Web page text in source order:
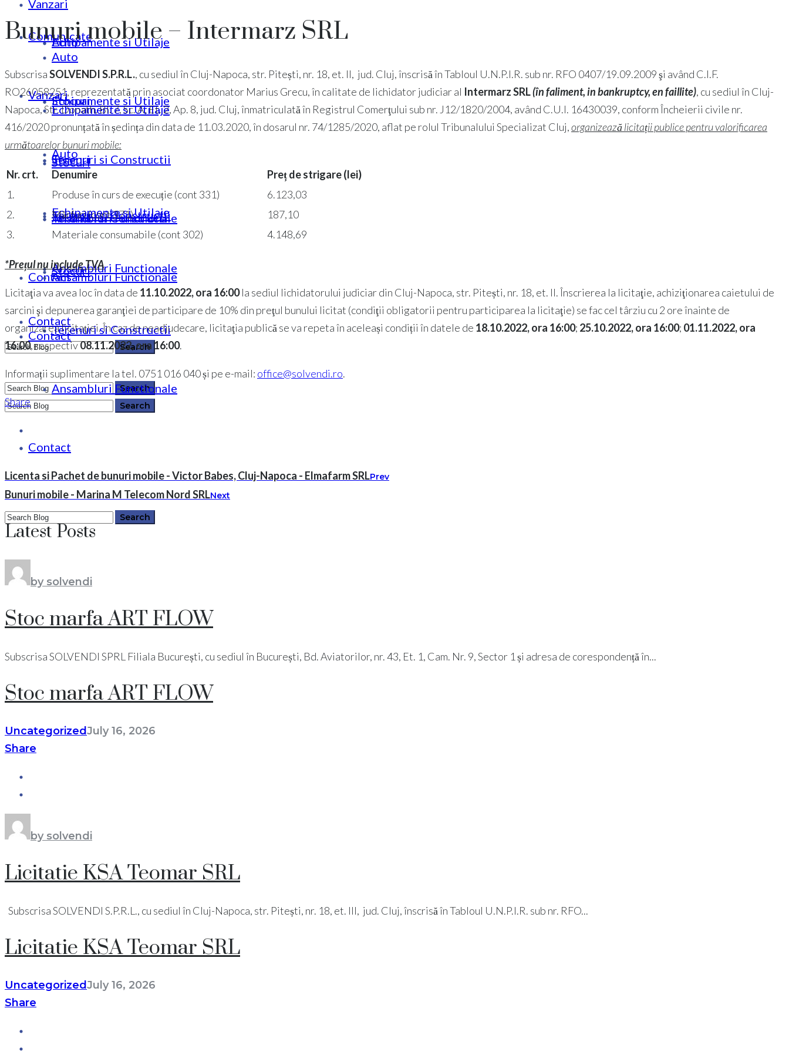
Echipamente si Utilaje
Stocuri
Terenuri si Constructii
Ansambluri Functionale
Contact
0364 146 512
Auto
Echipamente si Utilaje
Stocuri
Terenuri si Constructii
Ansambluri Functionale
Contact
Vanzari
Auto
Echipamente si Utilaje
Stocuri
Terenuri si Constructii
Ansambluri Functionale
Contact
0364 146 512
Comunicate
Vanzari
Auto
Echipamente si Utilaje
Stocuri
Terenuri si Constructii
Ansambluri Functionale
Contact
Bunuri mobile – Intermarz SRL
SubscrisaSOLVENDI S.P.R.L., cu sediul în Cluj-Napoca, str. Pitești, nr. 18, et. II, jud. Cluj, înscrisă în Tabloul U.N.P.I.R. sub nr. RFO 0407/19.09.2009 şi având C.I.F.
RO26058251, reprezentată prin asociat coordonator Marius Grecu, în calitate de lichidator judiciar al Intermarz SRL(în faliment, in bankruptcy, en faillite), cu sediul în Cluj-
Napoca, Str. Donath, Bl. 7, Sc. A, Et. 2, Ap. 8, jud. Cluj, înmatriculată în Registrul Comerţului sub nr. J12/1820/2004, având C.U.I. 16430039, conform Încheierii civile nr.
416/2020 pronunțată în ședința din data de 11.03.2020, în dosarul nr. 74/1285/2020, aflat pe rolul Tribunalului Specializat Cluj,organizează licitații publice pentru valorificarea
următoarelor bunuri mobile:
Nr. crt. Denumire
Preț de strigare (lei)
1.
Produse în curs de execuție (cont 331)
6.123,03
2.
Mărfuri (cont 371)
187,10
3.
Materiale consumabile (cont 302) 4.148,69
*Prețul nu include TVA
Licitaţia va avea loc în data de 11.10.2022, ora 16:00la sediul lichidatorului judiciar din Cluj-Napoca, str. Pitești, nr. 18, et. II. Înscrierea la licitaţie, achiziţionarea caietului de
sarcini şi depunerea garanţiei de participare de 10% din preţul bunului licitat (condiţii obligatorii pentru participarea la licitaţie) se fac cel târziu cu 2 ore înainte de
organizarea licitaţiei. În caz de neadjudecare, licitaţia publică se va repeta în aceleași condiții în datele de 18.10.2022, ora 16:00; 25.10.2022, ora 16:00; 01.11.2022, ora
16:00, respectiv08.11.2022, ora 16:00.
Informații suplimentare la tel. 0751 016 040 și pe e-mail: office@solvendi.ro.
Share
Licenta si Pachet de bunuri mobile - Victor Babes, Cluj-Napoca - Elmafarm SRLPrev
Bunuri mobile - Marina M Telecom Nord SRLNext
Latest Posts
by solvendi
Stoc marfa ART FLOW
Subscrisa SOLVENDI SPRL Filiala București, cu sediul în București, Bd. Aviatorilor, nr. 43, Et. 1, Cam. Nr. 9, Sector 1 și adresa de corespondență în...
Stoc marfa ART FLOW
UncategorizedJuly 16, 2026
Share
by solvendi
Licitatie KSA Teomar SRL
Subscrisa SOLVENDI S.P.R.L., cu sediul în Cluj-Napoca, str. Pitești, nr. 18, et. III, jud. Cluj, înscrisă în Tabloul U.N.P.I.R. sub nr. RFO...
Licitatie KSA Teomar SRL
UncategorizedJuly 16, 2026
Share